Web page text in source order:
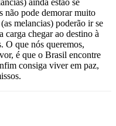
não pode demorar muito
melancias) poderão ir se
carga chegar ao destino à
O que nós queremos,
é que o Brasil encontre
consiga viver em paz,